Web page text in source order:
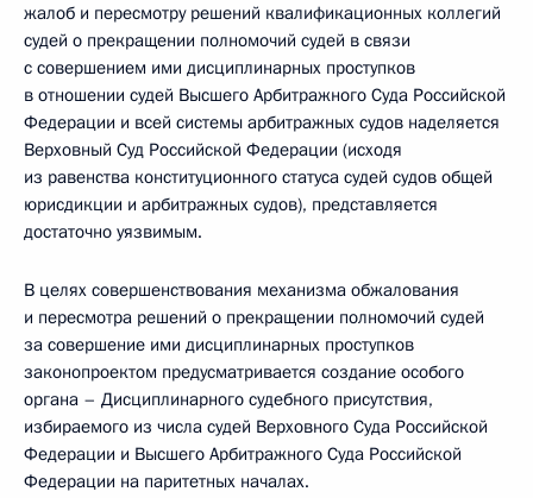
жалоб и пересмотру решений квалификационных коллегий
судей о прекращении полномочий судей в связи
с совершением ими дисциплинарных проступков
в отношении судей Высшего Арбитражного Суда Российской
Федерации и всей системы арбитражных судов наделяется
Верховный Суд Российской Федерации (исходя
из равенства конституционного статуса судей судов общей
юрисдикции и арбитражных судов), представляется
достаточно уязвимым.
В целях совершенствования механизма обжалования
и пересмотра решений о прекращении полномочий судей
за совершение ими дисциплинарных проступков
законопроектом предусматривается создание особого
органа – Дисциплинарного судебного присутствия,
избираемого из числа судей Верховного Суда Российской
Федерации и Высшего Арбитражного Суда Российской
Федерации на паритетных началах.